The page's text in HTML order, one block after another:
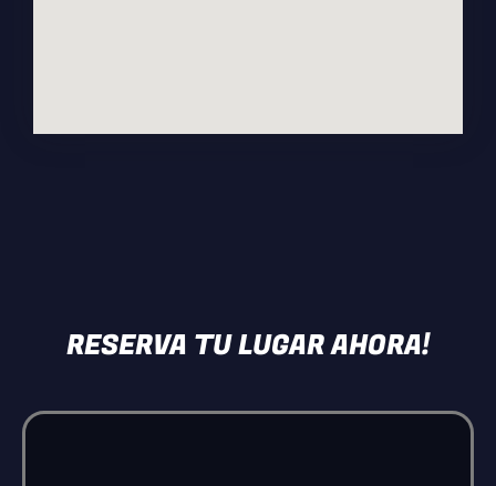
RESERVA TU LUGAR AHORA!